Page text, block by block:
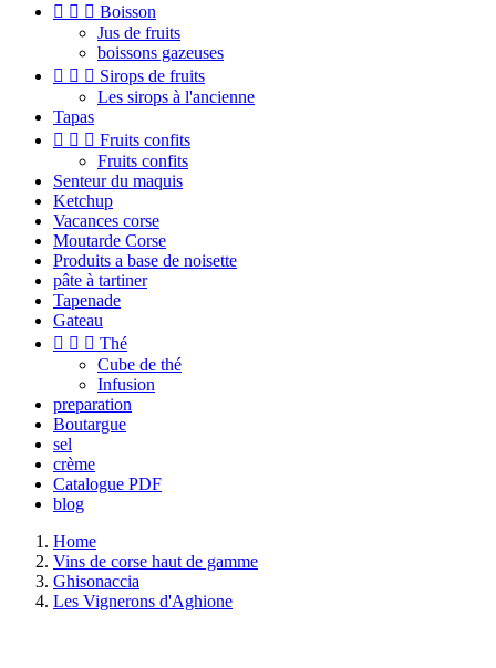
   Boisson
Jus de fruits
boissons gazeuses
   Sirops de fruits
Les sirops à l'ancienne
Tapas
   Fruits confits
Fruits confits
Senteur du maquis
Ketchup
Vacances corse
Moutarde Corse
Produits a base de noisette
pâte à tartiner
Tapenade
Gateau
   Thé
Cube de thé
Infusion
preparation
Boutargue
sel
crème
Catalogue PDF
blog
Home
Vins de corse haut de gamme
Ghisonaccia
Les Vignerons d'Aghione